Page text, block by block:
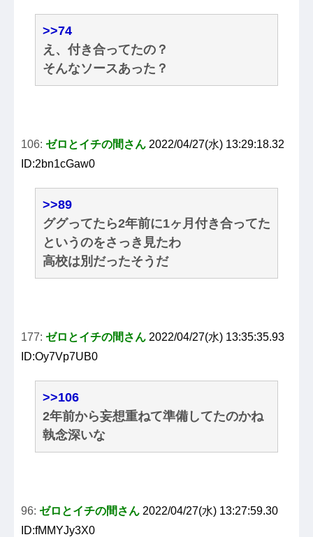
>>74
え、付き合ってたの？
そんなソースあった？
106: ゼロとイチの間さん 2022/04/27(水) 13:29:18.32
ID:2bn1cGaw0
>>89
ググってたら2年前に1ヶ月付き合ってた
というのをさっき見たわ
高校は別だったそうだ
177: ゼロとイチの間さん 2022/04/27(水) 13:35:35.93
ID:Oy7Vp7UB0
>>106
2年前から妄想重ねて準備してたのかね
執念深いな
96: ゼロとイチの間さん 2022/04/27(水) 13:27:59.30
ID:fMMYJy3X0